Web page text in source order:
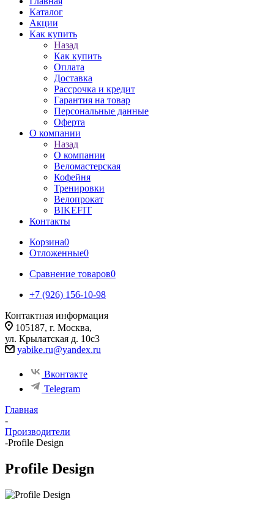
Каталог
Акции
Как купить
Назад
Как купить
Оплата
Доставка
Рассрочка и кредит
Гарантия на товар
Персональные данные
Оферта
О компании
Назад
О компании
Веломастерская
Кофейня
Тренировки
Велопрокат
BIKEFIT
Контакты
Корзина0
Отложенные0
Сравнение товаров0
+7 (926) 156-10-98
Контактная информация
105187, г. Москва,
ул. Крылатская д. 10с3
yabike.ru@yandex.ru
Вконтакте
Telegram
Главная
-
Производители
-Profile Design
Profile Design